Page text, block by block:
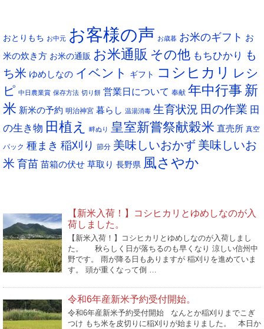
おとりもち お中元 お客様の声 お歳暮 お米のギフト お
米の炊き方 お米の通販 お米通販 その他 もちひかり も
ち米 ゆめしなの イベント ギフト コシヒカリ
レシ
ピ 中日農業賞 保存方法 切り餅 営業日について 奉献 年中行事 新
米 新米の予約 明治神宮 暮らし 温湯消毒 生育状況 田の作業 田
の生き物 田植え 畔ぬり 皇室新嘗祭献穀米 直売所 真空
パック 種まき 稲刈り 節分 美味しいおかず 美味しいお
米 育苗 苗箱の伏せ 草取り 長野県 風さやか
【新米入荷！】コシヒカリとゆめしなのが入
荷しました。
【新米入荷！】コシヒカリとゆめしなのが入荷しまし
た。 秋らしく日が落ちるのも早くなり 涼しい信州中
野です。 雨が降る日もありますが 稲刈りを進めていま
す。 頭が重くなって倒 …
令和6年産新米予約受付開始。
令和6年産新米予約受付開始 なんとか稲刈りまでこぎ
つけ もち米を皮切りに稲刈りが始まりました。 本日か